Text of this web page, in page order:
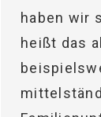
haben wir
heißt das